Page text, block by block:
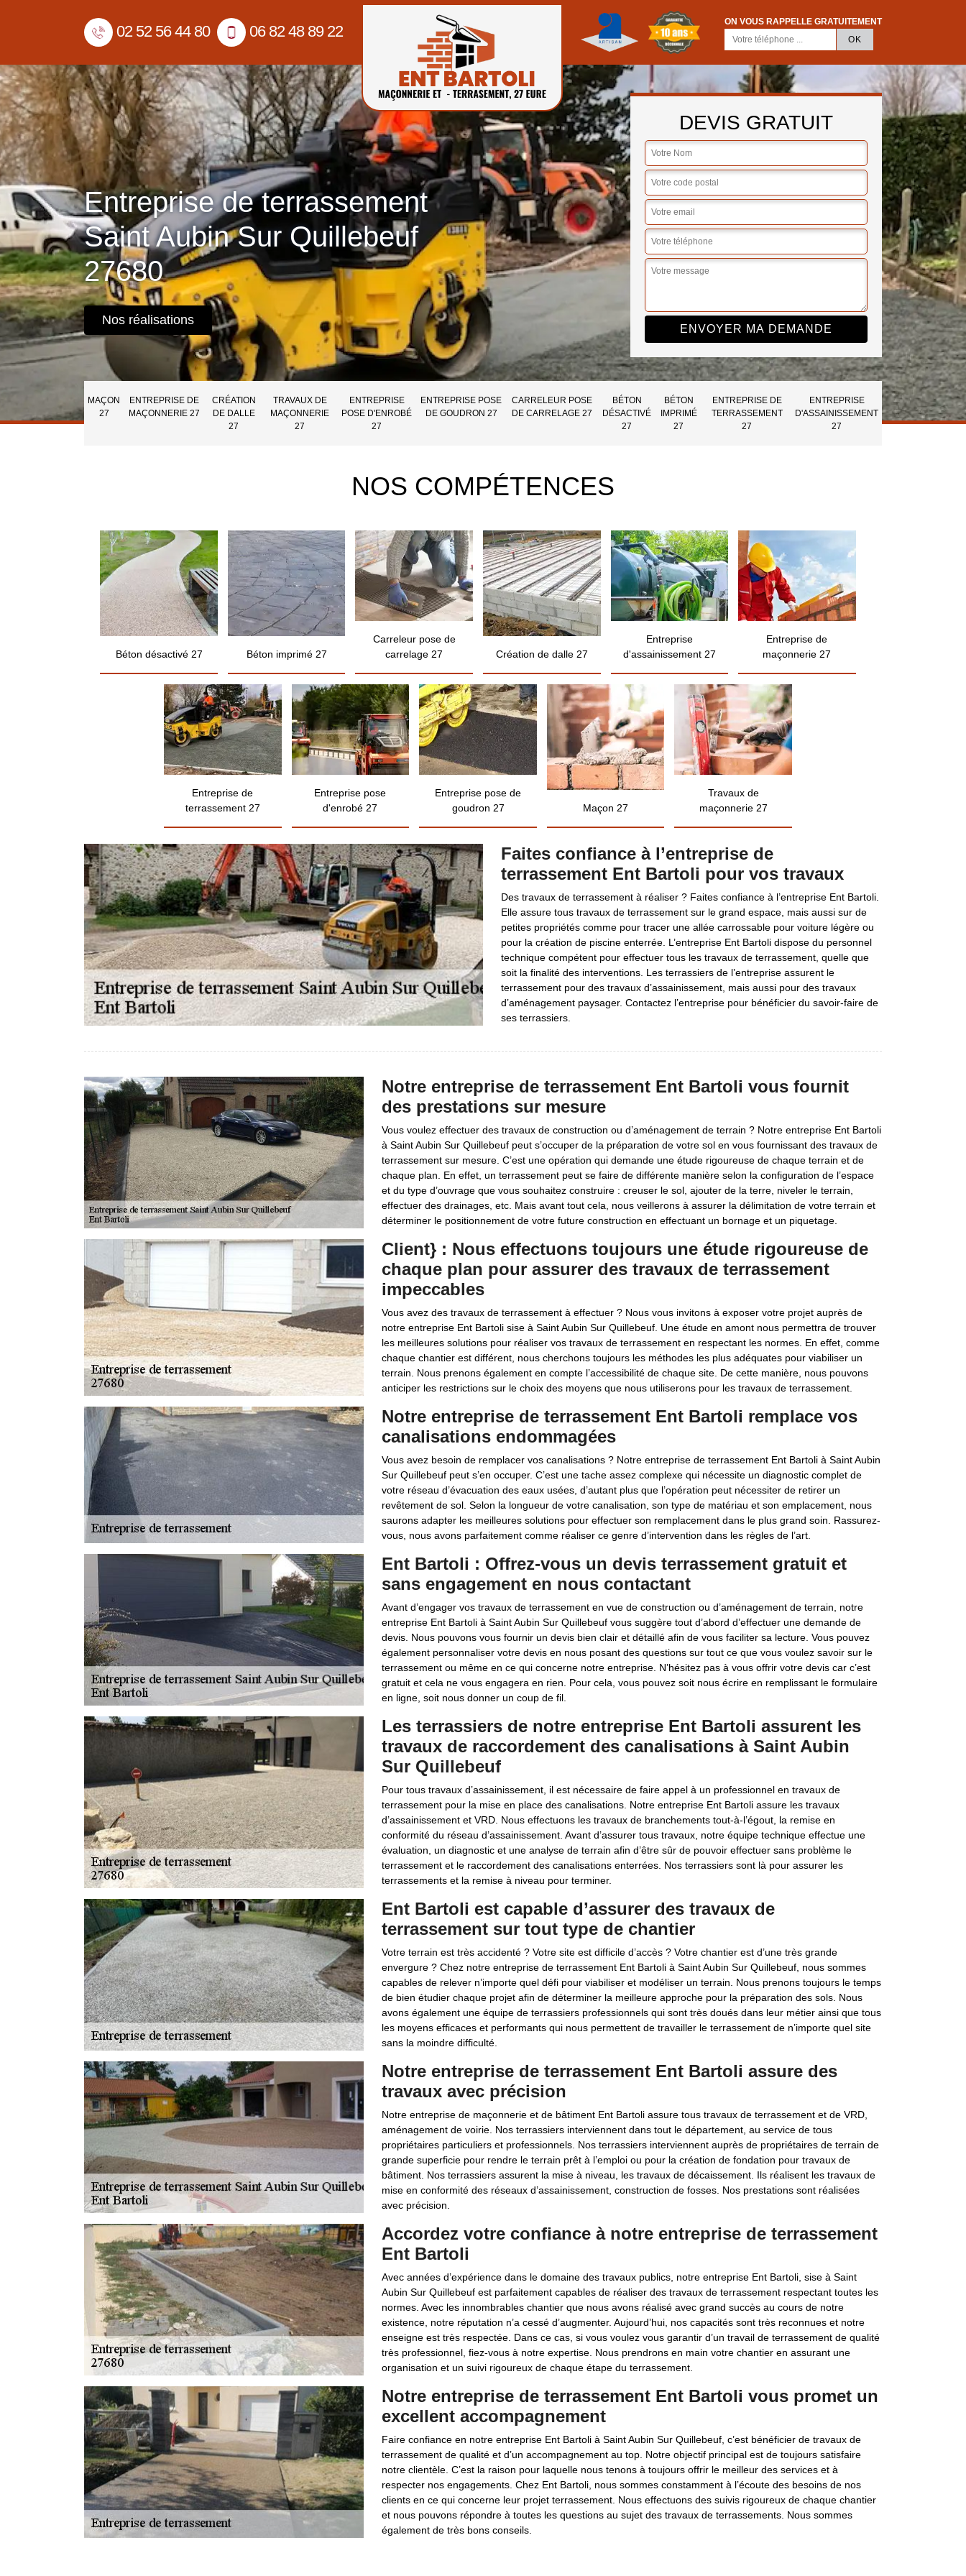
02 52 56 44 80 06 82 48 89 22
ON VOUS RAPPELLE GRATUITEMENT
Entreprise de terrassement
Saint Aubin Sur Quillebeuf
27680
Nos réalisations
DEVIS GRATUIT
MAÇON
27
ENTREPRISE DE
MAÇONNERIE 27
CRÉATION
DE DALLE
27
TRAVAUX DE
MAÇONNERIE
27
ENTREPRISE
POSE D'ENROBÉ
27
ENTREPRISE POSE
DE GOUDRON 27
CARRELEUR POSE
DE CARRELAGE 27
BÉTON
DÉSACTIVÉ
27
BÉTON
IMPRIMÉ
27
ENTREPRISE DE
TERRASSEMENT
27
ENTREPRISE
D'ASSAINISSEMENT
27
NOS COMPÉTENCES
Béton désactivé 27 Béton imprimé 27
Carreleur pose de
carrelage 27
Création de dalle 27
Entreprise
d'assainissement 27
Entreprise de
maçonnerie 27
Entreprise de
terrassement 27
Entreprise pose
d'enrobé 27
Entreprise pose de
goudron 27
Maçon 27
Travaux de
maçonnerie 27
Faites confiance à l’entreprise de
terrassement Ent Bartoli pour vos travaux
Des travaux de terrassement à réaliser ? Faites confiance à l’entreprise Ent Bartoli.
Elle assure tous travaux de terrassement sur le grand espace, mais aussi sur de
petites propriétés comme pour tracer une allée carrossable pour voiture légère ou
pour la création de piscine enterrée. L’entreprise Ent Bartoli dispose du personnel
technique compétent pour effectuer tous les travaux de terrassement, quelle que
soit la finalité des interventions. Les terrassiers de l’entreprise assurent le
terrassement pour des travaux d’assainissement, mais aussi pour des travaux
d’aménagement paysager. Contactez l’entreprise pour bénéficier du savoir-faire de
ses terrassiers.
Notre entreprise de terrassement Ent Bartoli vous fournit
des prestations sur mesure
Vous voulez effectuer des travaux de construction ou d’aménagement de terrain ? Notre entreprise Ent Bartoli
à Saint Aubin Sur Quillebeuf peut s’occuper de la préparation de votre sol en vous fournissant des travaux de
terrassement sur mesure. C’est une opération qui demande une étude rigoureuse de chaque terrain et de
chaque plan. En effet, un terrassement peut se faire de différente manière selon la configuration de l’espace
et du type d’ouvrage que vous souhaitez construire : creuser le sol, ajouter de la terre, niveler le terrain,
effectuer des drainages, etc. Mais avant tout cela, nous veillerons à assurer la délimitation de votre terrain et
déterminer le positionnement de votre future construction en effectuant un bornage et un piquetage.
Client} : Nous effectuons toujours une étude rigoureuse de
chaque plan pour assurer des travaux de terrassement
impeccables
Vous avez des travaux de terrassement à effectuer ? Nous vous invitons à exposer votre projet auprès de
notre entreprise Ent Bartoli sise à Saint Aubin Sur Quillebeuf. Une étude en amont nous permettra de trouver
les meilleures solutions pour réaliser vos travaux de terrassement en respectant les normes. En effet, comme
chaque chantier est différent, nous cherchons toujours les méthodes les plus adéquates pour viabiliser un
terrain. Nous prenons également en compte l’accessibilité de chaque site. De cette manière, nous pouvons
anticiper les restrictions sur le choix des moyens que nous utiliserons pour les travaux de terrassement.
Notre entreprise de terrassement Ent Bartoli remplace vos
canalisations endommagées
Vous avez besoin de remplacer vos canalisations ? Notre entreprise de terrassement Ent Bartoli à Saint Aubin
Sur Quillebeuf peut s’en occuper. C’est une tache assez complexe qui nécessite un diagnostic complet de
votre réseau d’évacuation des eaux usées, d’autant plus que l’opération peut nécessiter de retirer un
revêtement de sol. Selon la longueur de votre canalisation, son type de matériau et son emplacement, nous
saurons adapter les meilleures solutions pour effectuer son remplacement dans le plus grand soin. Rassurez-
vous, nous avons parfaitement comme réaliser ce genre d’intervention dans les règles de l’art.
Ent Bartoli : Offrez-vous un devis terrassement gratuit et
sans engagement en nous contactant
Avant d’engager vos travaux de terrassement en vue de construction ou d’aménagement de terrain, notre
entreprise Ent Bartoli à Saint Aubin Sur Quillebeuf vous suggère tout d’abord d’effectuer une demande de
devis. Nous pouvons vous fournir un devis bien clair et détaillé afin de vous faciliter sa lecture. Vous pouvez
également personnaliser votre devis en nous posant des questions sur tout ce que vous voulez savoir sur le
terrassement ou même en ce qui concerne notre entreprise. N’hésitez pas à vous offrir votre devis car c’est
gratuit et cela ne vous engagera en rien. Pour cela, vous pouvez soit nous écrire en remplissant le formulaire
en ligne, soit nous donner un coup de fil.
Les terrassiers de notre entreprise Ent Bartoli assurent les
travaux de raccordement des canalisations à Saint Aubin
Sur Quillebeuf
Pour tous travaux d’assainissement, il est nécessaire de faire appel à un professionnel en travaux de
terrassement pour la mise en place des canalisations. Notre entreprise Ent Bartoli assure les travaux
d’assainissement et VRD. Nous effectuons les travaux de branchements tout-à-l’égout, la remise en
conformité du réseau d’assainissement. Avant d’assurer tous travaux, notre équipe technique effectue une
évaluation, un diagnostic et une analyse de terrain afin d’être sûr de pouvoir effectuer sans problème le
terrassement et le raccordement des canalisations enterrées. Nos terrassiers sont là pour assurer les
terrassements et la remise à niveau pour terminer.
Ent Bartoli est capable d’assurer des travaux de
terrassement sur tout type de chantier
Votre terrain est très accidenté ? Votre site est difficile d’accès ? Votre chantier est d’une très grande
envergure ? Chez notre entreprise de terrassement Ent Bartoli à Saint Aubin Sur Quillebeuf, nous sommes
capables de relever n’importe quel défi pour viabiliser et modéliser un terrain. Nous prenons toujours le temps
de bien étudier chaque projet afin de déterminer la meilleure approche pour la préparation des sols. Nous
avons également une équipe de terrassiers professionnels qui sont très doués dans leur métier ainsi que tous
les moyens efficaces et performants qui nous permettent de travailler le terrassement de n’importe quel site
sans la moindre difficulté.
Notre entreprise de terrassement Ent Bartoli assure des
travaux avec précision
Notre entreprise de maçonnerie et de bâtiment Ent Bartoli assure tous travaux de terrassement et de VRD,
aménagement de voirie. Nos terrassiers interviennent dans tout le département, au service de tous
propriétaires particuliers et professionnels. Nos terrassiers interviennent auprès de propriétaires de terrain de
grande superficie pour rendre le terrain prêt à l’emploi ou pour la création de fondation pour travaux de
bâtiment. Nos terrassiers assurent la mise à niveau, les travaux de décaissement. Ils réalisent les travaux de
mise en conformité des réseaux d’assainissement, construction de fosses. Nos prestations sont réalisées
avec précision.
Accordez votre confiance à notre entreprise de terrassement
Ent Bartoli
Avec années d’expérience dans le domaine des travaux publics, notre entreprise Ent Bartoli, sise à Saint
Aubin Sur Quillebeuf est parfaitement capables de réaliser des travaux de terrassement respectant toutes les
normes. Avec les innombrables chantier que nous avons réalisé avec grand succès au cours de notre
existence, notre réputation n’a cessé d’augmenter. Aujourd’hui, nos capacités sont très reconnues et notre
enseigne est très respectée. Dans ce cas, si vous voulez vous garantir d’un travail de terrassement de qualité
très professionnel, fiez-vous à notre expertise. Nous prendrons en main votre chantier en assurant une
organisation et un suivi rigoureux de chaque étape du terrassement.
Notre entreprise de terrassement Ent Bartoli vous promet un
excellent accompagnement
Faire confiance en notre entreprise Ent Bartoli à Saint Aubin Sur Quillebeuf, c’est bénéficier de travaux de
terrassement de qualité et d’un accompagnement au top. Notre objectif principal est de toujours satisfaire
notre clientèle. C’est la raison pour laquelle nous tenons à toujours offrir le meilleur des services et à
respecter nos engagements. Chez Ent Bartoli, nous sommes constamment à l’écoute des besoins de nos
clients en ce qui concerne leur projet terrassement. Nous effectuons des suivis rigoureux de chaque chantier
et nous pouvons répondre à toutes les questions au sujet des travaux de terrassements. Nous sommes
également de très bons conseils.